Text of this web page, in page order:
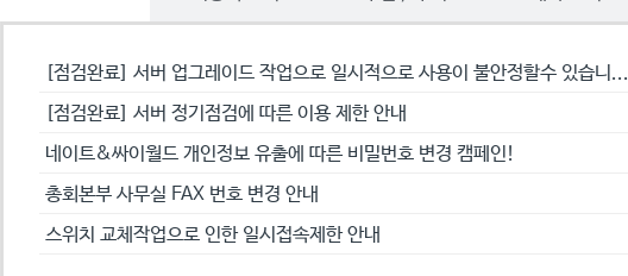
[점검완료] 서버 업그레이드 작업으로 일시적으로 사용이 불안정할수 있습니...
[점검완료] 서버 정기점검에 따른 이용 제한 안내
네이트&싸이월드 개인정보 유출에 따른 비밀번호 변경 캠페인!
총회본부 사무실 FAX 번호 변경 안내
스위치 교체작업으로 인한 일시접속제한 안내